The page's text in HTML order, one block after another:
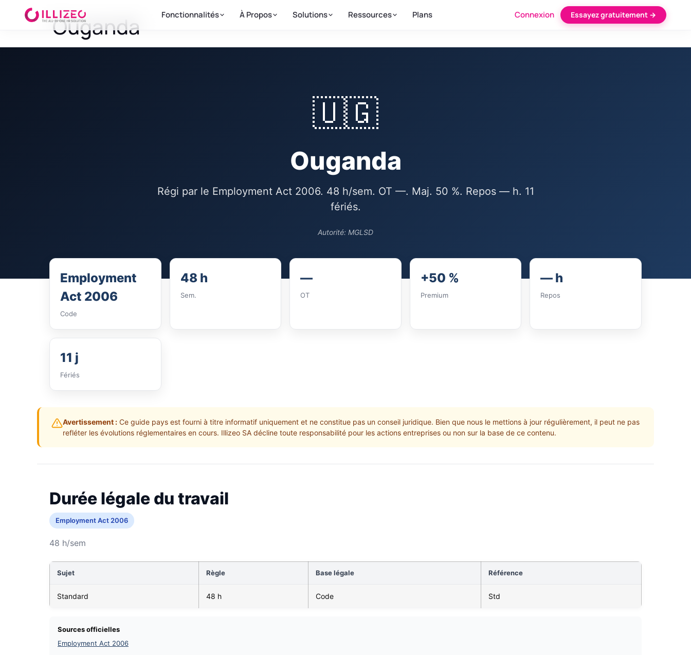
Fonctionnalités À Propos Solutions Ressources Plans Connexion Essayez gratuitement →
Ouganda
🇺🇬
Ouganda
Régi par le Employment Act 2006. 48 h/sem. OT —. Maj. 50 %. Repos — h. 11
fériés.
Autorité: MGLSD
Employment
Act 2006
Code
48 h
Sem.
—
OT
+50 %
Premium
— h
Repos
11 j
Fériés
Avertissement : Ce guide pays est fourni à titre informatif uniquement et ne constitue pas un conseil juridique. Bien que nous le mettions à jour régulièrement, il peut ne pas
refléter les évolutions réglementaires en cours. Illizeo SA décline toute responsabilité pour les actions entreprises ou non sur la base de ce contenu.
Durée légale du travail
Employment Act 2006
48 h/sem
Sujet Règle Base légale Référence
Standard 48 h Code Std
Sources officielles
Employment Act 2006